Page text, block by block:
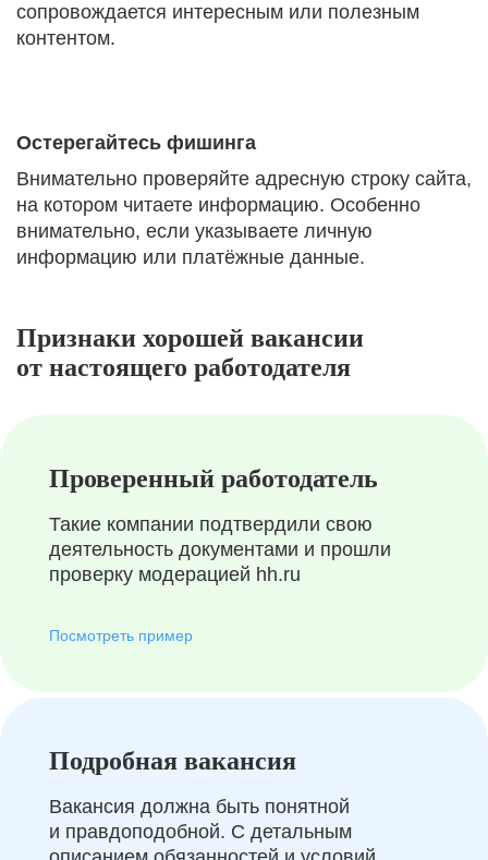
сопровождается интересным или полезным
контентом.
Остерегайтесь фишинга
Внимательно проверяйте адресную строку сайта,
на котором читаете информацию. Особенно
внимательно, если указываете личную
информацию или платёжные данные.
Признаки хорошей вакансии
от настоящего работодателя
Проверенный работодатель
Такие компании подтвердили свою
деятельность документами и прошли
проверку модерацией hh.ru
Посмотреть пример
Подробная вакансия
Вакансия должна быть понятной
и правдоподобной. С детальным